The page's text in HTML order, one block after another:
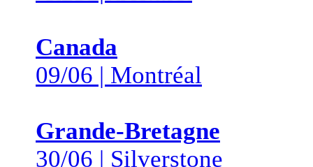
Canada
09/06 | Montréal
Grande-Bretagne
30/06 | Silverstone